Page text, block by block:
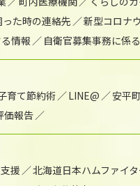
った時の連絡先
新型コロナ
情報 自衛官募集事務に係
育て節約術 LINE@ 安平
価報告
援 北海道日本ハムファイ